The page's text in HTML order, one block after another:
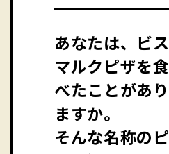
あなたは、ビス
マルクピザを食
べたことがあり
ますか。
そんな名称のピ